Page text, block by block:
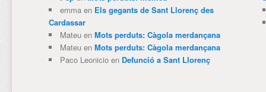
emmaen Els gegants de Sant Llorenç des
Cardassar
Mateuen Mots perduts: Càgola merdançana
Mateuen Mots perduts: Càgola merdançana
Paco Leonicioen Defunció a Sant Llorenç